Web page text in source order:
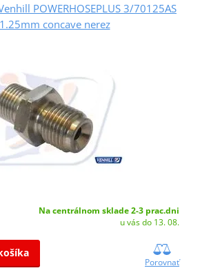
POWERHOSEPLUS 3/70125AS
concave nerez
Na centrálnom sklade 2-3 prac.dni
u vás do 13. 08.
Porovnať